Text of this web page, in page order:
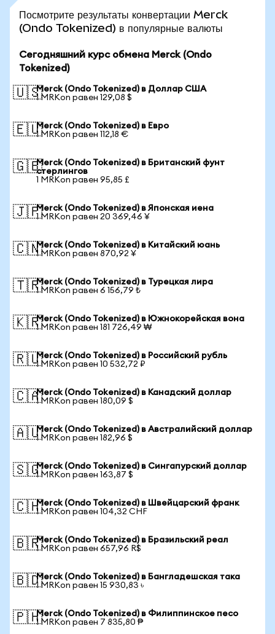
Посмотрите результаты конвертации Merck
(Ondo Tokenized) в популярные валюты
Сегодняшний курс обмена Merck (Ondo
Tokenized)
🇺🇸Merck (Ondo Tokenized) в Доллар США
1 MRKon равен 129,08 $
🇪🇺Merck (Ondo Tokenized) в Евро
1 MRKon равен 112,18 €
🇬🇧Merck (Ondo Tokenized) в Британский фунт
стерлингов
1 MRKon равен 95,85 £
🇯🇵Merck (Ondo Tokenized) в Японская иена
1 MRKon равен 20 369,46 ¥
🇨🇳Merck (Ondo Tokenized) в Китайский юань
1 MRKon равен 870,92 ¥
🇹🇷Merck (Ondo Tokenized) в Турецкая лира
1 MRKon равен 6 156,79 ₺
🇰🇷Merck (Ondo Tokenized) в Южнокорейская вона
1 MRKon равен 181 726,49 ₩
🇷🇺Merck (Ondo Tokenized) в Российский рубль
1 MRKon равен 10 532,72 ₽
🇨🇦Merck (Ondo Tokenized) в Канадский доллар
1 MRKon равен 180,09 $
🇦🇺Merck (Ondo Tokenized) в Австралийский доллар
1 MRKon равен 182,96 $
🇸🇬Merck (Ondo Tokenized) в Сингапурский доллар
1 MRKon равен 163,87 $
🇨🇭Merck (Ondo Tokenized) в Швейцарский франк
1 MRKon равен 104,32 CHF
🇧🇷Merck (Ondo Tokenized) в Бразильский реал
1 MRKon равен 657,96 R$
🇧🇩Merck (Ondo Tokenized) в Бангладешская така
1 MRKon равен 15 930,83 ৳
🇵🇭Merck (Ondo Tokenized) в Филиппинское песо
1 MRKon равен 7 835,80 ₱